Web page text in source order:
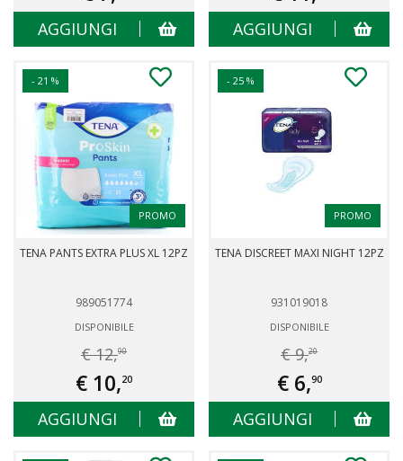
AGGIUNGI AGGIUNGI
- 21 %
PROMO
TENA PANTS EXTRA PLUS XL 12PZ
989051774
DISPONIBILE
€ 12,90
€ 10,20
AGGIUNGI
- 25 %
PROMO
TENA DISCREET MAXI NIGHT 12PZ
931019018
DISPONIBILE
€ 9,20
€ 6,90
AGGIUNGI